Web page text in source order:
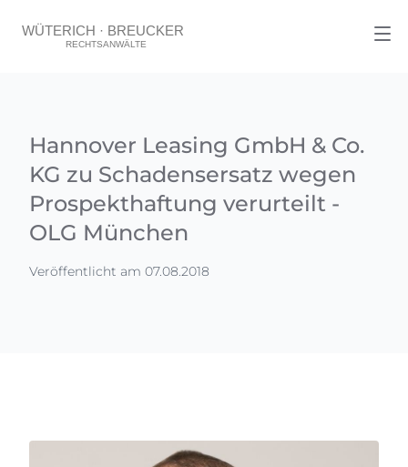
Hannover Leasing GmbH & Co.
KG zu Schadensersatz wegen
Prospekthaftung verurteilt -
OLG München
Veröffentlicht am 07.08.2018